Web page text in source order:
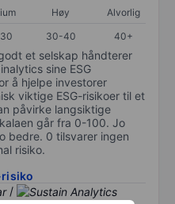
Høy
Alvorlig
30-40 40+
et selskap håndterer
sine ESG
å hjelpe investorer
viktige ESG-risikoer til et
påvirke langsiktige
går fra 0-100. Jo
bedre. 0 tilsvarer ingen
risiko.
risiko
/